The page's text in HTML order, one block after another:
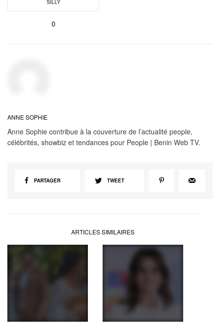
SILLY
0
ANNE SOPHIE
Anne Sophie contribue à la couverture de l’actualité people,
célébrités, showbiz et tendances pour People | Benin Web TV.
PARTAGER TWEET
ARTICLES SIMILAIRES